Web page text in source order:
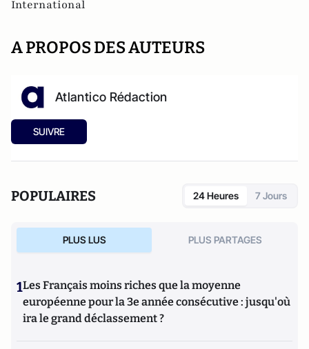
International
A PROPOS DES AUTEURS
Atlantico Rédaction
SUIVRE
POPULAIRES 24 Heures 7 Jours
PLUS LUS PLUS PARTAGES
1Les Français moins riches que la moyenne
européenne pour la 3e année consécutive : jusqu'où
ira le grand déclassement ?